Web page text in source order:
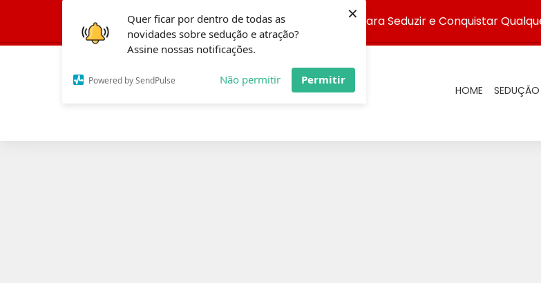
Quer ficar por dentro de todas as
novidades sobre sedução e atração?
Assine nossas notificações.
Powered by SendPulse Não permitir Permitir
×
Conheça a Fórmula Infalível para Seduzir e Conquistar
HOME SEDUÇÃO